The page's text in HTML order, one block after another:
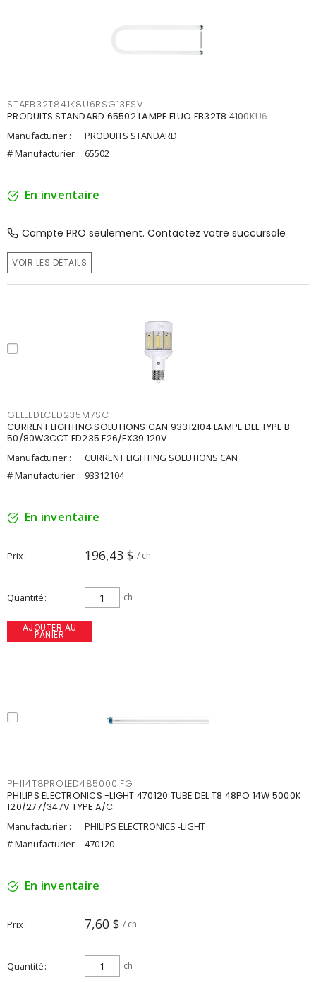
STAFB32T841K8U6RSG13ESV
PRODUITS STANDARD 65502 LAMPE FLUO FB32T8 4100KU6
Manufacturier :
PRODUITS STANDARD
# Manufacturier : 65502
En inventaire
Compte PRO seulement. Contactez votre succursale
VOIR LES DÉTAILS
GELLEDLCED235M7SC
CURRENT LIGHTING SOLUTIONS CAN 93312104 LAMPE DEL TYPE B
50/80W3CCT ED235 E26/EX39 120V
Manufacturier :
CURRENT LIGHTING SOLUTIONS CAN
# Manufacturier : 93312104
En inventaire
Prix 196,43 $ / ch
Quantité ch
AJOUTER AU
PANIER
PHI14T8PROLED485000IFG
PHILIPS ELECTRONICS -LIGHT 470120 TUBE DEL T8 48PO 14W 5000K
120/277/347V TYPE A/C
Manufacturier :
PHILIPS ELECTRONICS -LIGHT
# Manufacturier : 470120
En inventaire
Prix 7,60 $ / ch
Quantité ch